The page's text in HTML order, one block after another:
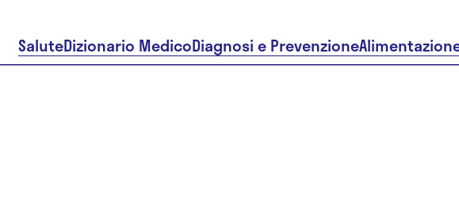
SaluteDizionario MedicoDiagnosi e Prevenzione